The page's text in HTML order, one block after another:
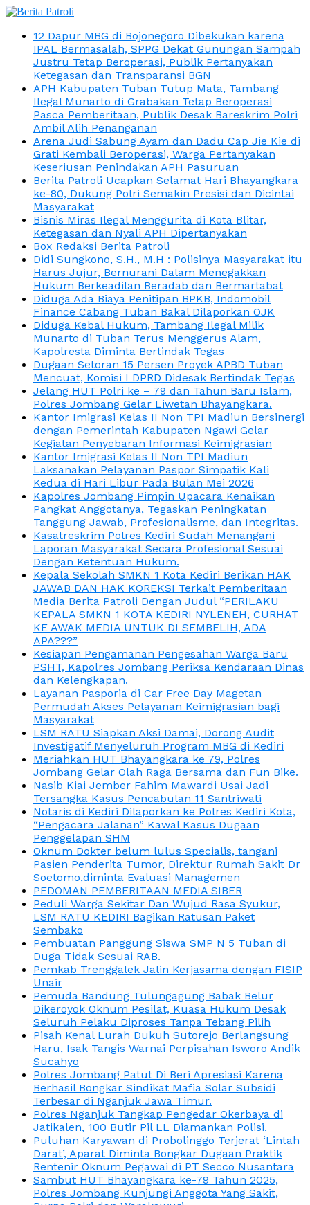
12 Dapur MBG di Bojonegoro Dibekukan karena
IPAL Bermasalah, SPPG Dekat Gunungan Sampah
Justru Tetap Beroperasi, Publik Pertanyakan
Ketegasan dan Transparansi BGN
APH Kabupaten Tuban Tutup Mata, Tambang
Ilegal Munarto di Grabakan Tetap Beroperasi
Pasca Pemberitaan, Publik Desak Bareskrim Polri
Ambil Alih Penanganan
Arena Judi Sabung Ayam dan Dadu Cap Jie Kie di
Grati Kembali Beroperasi, Warga Pertanyakan
Keseriusan Penindakan APH Pasuruan
Berita Patroli Ucapkan Selamat Hari Bhayangkara
ke-80, Dukung Polri Semakin Presisi dan Dicintai
Masyarakat
Bisnis Miras Ilegal Menggurita di Kota Blitar,
Ketegasan dan Nyali APH Dipertanyakan
Box Redaksi Berita Patroli
Didi Sungkono, S.H., M.H : Polisinya Masyarakat itu
Harus Jujur, Bernurani Dalam Menegakkan
Hukum Berkeadilan Beradab dan Bermartabat
Diduga Ada Biaya Penitipan BPKB, Indomobil
Finance Cabang Tuban Bakal Dilaporkan OJK
Diduga Kebal Hukum, Tambang Ilegal Milik
Munarto di Tuban Terus Menggerus Alam,
Kapolresta Diminta Bertindak Tegas
Dugaan Setoran 15 Persen Proyek APBD Tuban
Mencuat, Komisi I DPRD Didesak Bertindak Tegas
Jelang HUT Polri ke – 79 dan Tahun Baru Islam,
Polres Jombang Gelar Liwetan Bhayangkara.
Kantor Imigrasi Kelas II Non TPI Madiun Bersinergi
dengan Pemerintah Kabupaten Ngawi Gelar
Kegiatan Penyebaran Informasi Keimigrasian
Kantor Imigrasi Kelas II Non TPI Madiun
Laksanakan Pelayanan Paspor Simpatik Kali
Kedua di Hari Libur Pada Bulan Mei 2026
Kapolres Jombang Pimpin Upacara Kenaikan
Pangkat Anggotanya, Tegaskan Peningkatan
Tanggung Jawab, Profesionalisme, dan Integritas.
Kasatreskrim Polres Kediri Sudah Menangani
Laporan Masyarakat Secara Profesional Sesuai
Dengan Ketentuan Hukum.
Kepala Sekolah SMKN 1 Kota Kediri Berikan HAK
JAWAB DAN HAK KOREKSI Terkait Pemberitaan
Media Berita Patroli Dengan Judul “PERILAKU
KEPALA SMKN 1 KOTA KEDIRI NYLENEH, CURHAT
KE AWAK MEDIA UNTUK DI SEMBELIH, ADA
APA???”
Kesiapan Pengamanan Pengesahan Warga Baru
PSHT, Kapolres Jombang Periksa Kendaraan Dinas
dan Kelengkapan.
Layanan Pasporia di Car Free Day Magetan
Permudah Akses Pelayanan Keimigrasian bagi
Masyarakat
LSM RATU Siapkan Aksi Damai, Dorong Audit
Investigatif Menyeluruh Program MBG di Kediri
Meriahkan HUT Bhayangkara ke 79, Polres
Jombang Gelar Olah Raga Bersama dan Fun Bike.
Nasib Kiai Jember Fahim Mawardi Usai Jadi
Tersangka Kasus Pencabulan 11 Santriwati
Notaris di Kediri Dilaporkan ke Polres Kediri Kota,
“Pengacara Jalanan” Kawal Kasus Dugaan
Penggelapan SHM
Oknum Dokter belum lulus Specialis, tangani
Pasien Penderita Tumor, Direktur Rumah Sakit Dr
Soetomo,diminta Evaluasi Managemen
PEDOMAN PEMBERITAAN MEDIA SIBER
Peduli Warga Sekitar Dan Wujud Rasa Syukur,
LSM RATU KEDIRI Bagikan Ratusan Paket
Sembako
Pembuatan Panggung Siswa SMP N 5 Tuban di
Duga Tidak Sesuai RAB.
Pemkab Trenggalek Jalin Kerjasama dengan FISIP
Unair
Pemuda Bandung Tulungagung Babak Belur
Dikeroyok Oknum Pesilat, Kuasa Hukum Desak
Seluruh Pelaku Diproses Tanpa Tebang Pilih
Pisah Kenal Lurah Dukuh Sutorejo Berlangsung
Haru, Isak Tangis Warnai Perpisahan Isworo Andik
Sucahyo
Polres Jombang Patut Di Beri Apresiasi Karena
Berhasil Bongkar Sindikat Mafia Solar Subsidi
Terbesar di Nganjuk Jawa Timur.
Polres Nganjuk Tangkap Pengedar Okerbaya di
Jatikalen, 100 Butir Pil LL Diamankan Polisi.
Puluhan Karyawan di Probolinggo Terjerat ‘Lintah
Darat’, Aparat Diminta Bongkar Dugaan Praktik
Rentenir Oknum Pegawai di PT Secco Nusantara
Sambut HUT Bhayangkara ke-79 Tahun 2025,
Polres Jombang Kunjungi Anggota Yang Sakit,